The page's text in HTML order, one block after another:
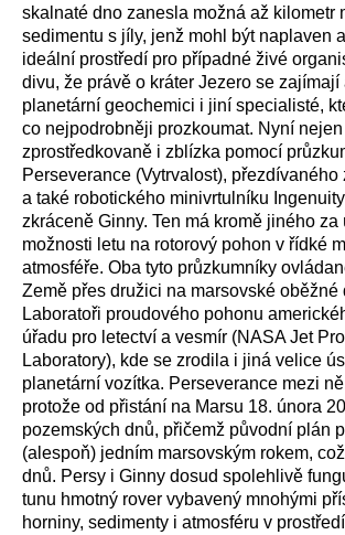
skalnaté dno zanesla možná až kilometr
sedimentu s jíly, jenž mohl být naplaven
ideální prostředí pro případné živé
divu, že právě o kráter Jezero se
planetární geochemici i jiní specialisté,
co nejpodrobněji prozkoumat. Nyní
zprostředkovaně i zblízka pomocí
Perseverance (Vytrvalost), přezdívaného
a také robotického minivrtulníku Ingenuity
zkráceně Ginny. Ten má kromě jiného za
možnosti letu na rotorový pohon v řídké
atmosféře. Oba tyto průzkumníky
Země přes družici na marsovské oběžné
Laboratoři proudového pohonu
úřadu pro letectví a vesmír (NASA Jet
Laboratory), kde se zrodila i jiná velice
planetární vozítka. Perseverance mezi
protože od přistání na Marsu 18. února
pozemských dnů, přičemž původní plán
(alespoň) jedním marsovským rokem,
dnů. Persy i Ginny dosud spolehlivě
tunu hmotný rover vybavený mnohými
horniny, sedimenty i atmosféru v